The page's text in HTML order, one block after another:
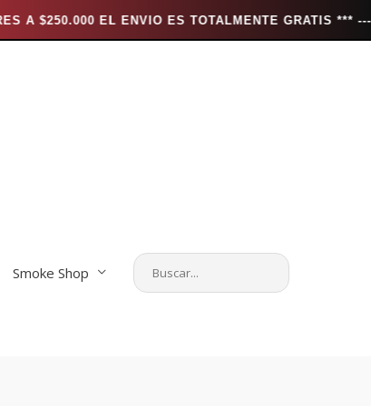
ENVIO ES TOTALMENTE GRATIS *** --- ***
Smoke Shop